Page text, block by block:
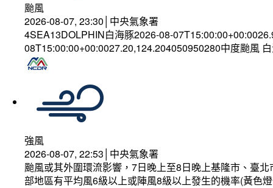
颱風
2026-08-07, 23:30│中央氣象署
4SEA13DOLPHIN白海豚2026-08-
08T15:00:00+00:0027.20,124.204050950280中度颱風
強風
2026-08-07, 22:53│中央氣象署
颱風或其外圍環流影響，7日晚上至8日晚上基隆市、臺
部地區有平均風6級以上或陣風8級以上發生的機率(黃色